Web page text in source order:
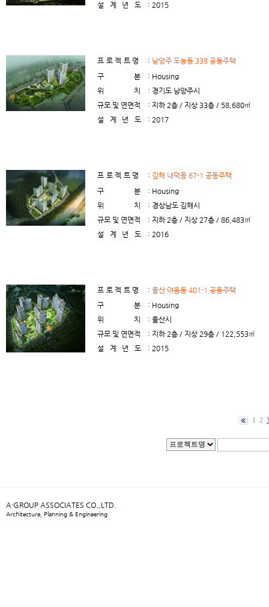
설계년도
: 2015
프로젝트명 : 남양주 도농동 338 공동주택
구분
: Housing
위치: 경기도 남양주시
규모 및 연면적
: 지하 2층 / 지상 33층 / 58,680㎡
설계년도
: 2017
프로젝트명 : 김해 내덕동 67-1 공동주택
구분
: Housing
위치: 경상남도 김해시
규모 및 연면적
: 지하 2층 / 지상 27층 / 86,483㎡
설계년도
: 2016
프로젝트명 : 울산 야음동 401-1 공동주택
구분
: Housing
위치
: 울산시
규모 및 연면적
: 지하 2층 / 지상 29층 / 122,553㎡
설계년도
: 2015
1 2
A·GROUP ASSOCIATES CO.,LTD.
Architecture, Planning & Engineering